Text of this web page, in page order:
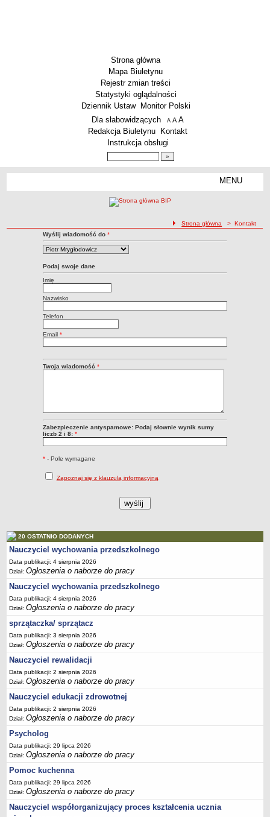
Strona główna
Mapa Biuletynu
Rejestr zmian treści
Statystyki oglądalności
Dziennik Ustaw
Monitor Polski
Menu dodatkowe
Dla słabowidzących A pomniejsz czcionkę
A standardowy rozmiar czcionki
A
Redakcja Biuletynu
Kontakt
Instrukcja obsługi
MENU
Szkoły podstawowe
Szkoły ponadpodstawowe
Inne placówki
PRACA W PLACÓWKACH OŚWIATWYCH
ZARZĄDZENIA
SPRAWOZDANIA FINANSOWE
OGŁOSZENIA
RAPORTY O STANIE DOSTĘPNOŚCI
ścieżka nawigacji
Strona główna > Kontakt
Kontakt z Redakcją BIPWyślij wiadomość do *
Podaj swoje dane
Imię
Nazwisko
Telefon
Email *
Twoja wiadomość *
Zabezpieczenie antyspamowe: Podaj słownie wynik sumy
liczb 2 i 8: *
*- Pole wymagane
Zapoznaj się z klauzulą informacyjną
20 OSTATNIO DODANYCH
Nauczyciel wychowania przedszkolnego
Data publikacji: 4 sierpnia 2026
Dział:Ogłoszenia o naborze do pracy
Nauczyciel wychowania przedszkolnego
Data publikacji: 4 sierpnia 2026
Dział:Ogłoszenia o naborze do pracy
sprzątaczka/ sprzątacz
Data publikacji: 3 sierpnia 2026
Dział:Ogłoszenia o naborze do pracy
Nauczyciel rewalidacji
Data publikacji: 2 sierpnia 2026
Dział:Ogłoszenia o naborze do pracy
Nauczyciel edukacji zdrowotnej
Data publikacji: 2 sierpnia 2026
Dział:Ogłoszenia o naborze do pracy
Psycholog
Data publikacji: 29 lipca 2026
Dział:Ogłoszenia o naborze do pracy
Pomoc kuchenna
Data publikacji: 29 lipca 2026
Dział:Ogłoszenia o naborze do pracy
Nauczyciel współorganizujący proces kształcenia ucznia